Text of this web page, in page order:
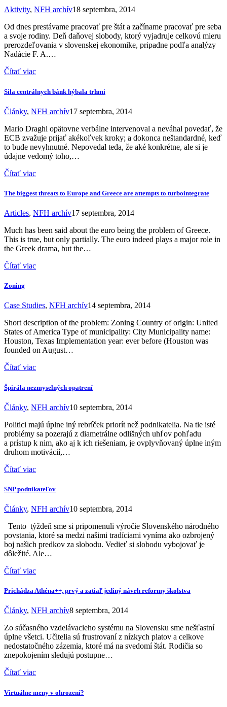
Aktivity, NFH archív18 septembra, 2014
Od dnes prestávame pracovať pre štát a začíname pracovať pre seba
a svoje rodiny. Deň daňovej slobody, ktorý vyjadruje celkovú mieru
prerozdeľovania v slovenskej ekonomike, pripadne podľa analýzy
Nadácie F. A.…
Čítať viac
Sila centrálnych bánk hýbala trhmi
Články, NFH archív17 septembra, 2014
Mario Draghi opätovne verbálne intervenoval a neváhal povedať, že
ECB zvažuje prijať akékoľvek kroky; a dokonca neštandardné, keď
to bude nevyhnutné. Nepovedal teda, že aké konkrétne, ale si je
údajne vedomý toho,…
Čítať viac
The biggest threats to Europe and Greece are attempts to turbointegrate
Articles, NFH archív17 septembra, 2014
Much has been said about the euro being the problem of Greece.
This is true, but only partially. The euro indeed plays a major role in
the Greek drama, but the…
Čítať viac
Zoning
Case Studies, NFH archív14 septembra, 2014
Short description of the problem: Zoning Country of origin: United
States of America Type of municipality: City Municipality name:
Houston, Texas Implementation year: ever before (Houston was
founded on August…
Čítať viac
Špirála nezmyselných opatrení
Články, NFH archív10 septembra, 2014
Politici majú úplne iný rebríček priorít než podnikatelia. Na tie isté
problémy sa pozerajú z diametrálne odlišných uhľov pohľadu
a prístup k nim, ako aj k ich riešeniam, je ovplyvňovaný úplne iným
druhom motivácií,…
Čítať viac
SNP podnikateľov
Články, NFH archív10 septembra, 2014
Tento týždeň sme si pripomenuli výročie Slovenského národného
povstania, ktoré sa medzi našimi tradíciami vyníma ako ozbrojený
boj našich predkov za slobodu. Vedieť si slobodu vybojovať je
dôležité. Ale…
Čítať viac
Prichádza Athéna++, prvý a zatiaľ jediný návrh reformy školstva
Články, NFH archív8 septembra, 2014
Zo súčasného vzdelávacieho systému na Slovensku sme nešťastní
úplne všetci. Učitelia sú frustrovaní z nízkych platov a celkove
nedostatočného zázemia, ktoré má na svedomí štát. Rodičia so
znepokojením sledujú postupne…
Čítať viac
Virtuálne meny v ohrození?